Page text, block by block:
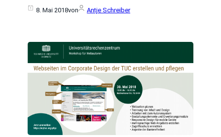
8. Mai 2018von Antje Schreiber